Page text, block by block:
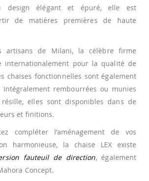
design élégant et épuré, elle est
de matières premières de haute
artisans de Milani, la célèbre firme
internationalement pour la qualité de
chaises fonctionnelles sont également
rembourrées ou munies
résille, elles sont disponibles dans de
et finitions.
compléter l’aménagement de vos
harmonieuse, la chaise LEX existe
fauteuil de direction, également
Concept.